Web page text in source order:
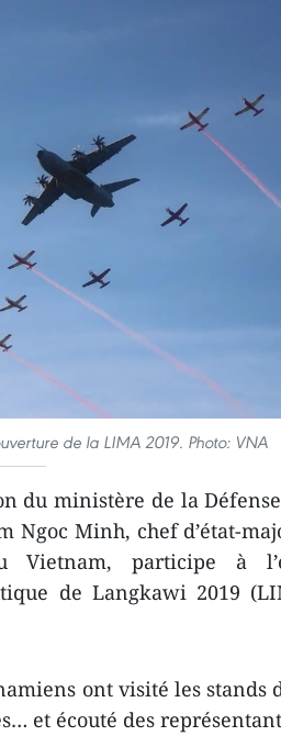
de la LIMA 2019. Photo: VNA
du ministère de la
Ngoc Minh, chef d’état-
participe à
de Langkawi 2019
ont visité les stands
et écouté des